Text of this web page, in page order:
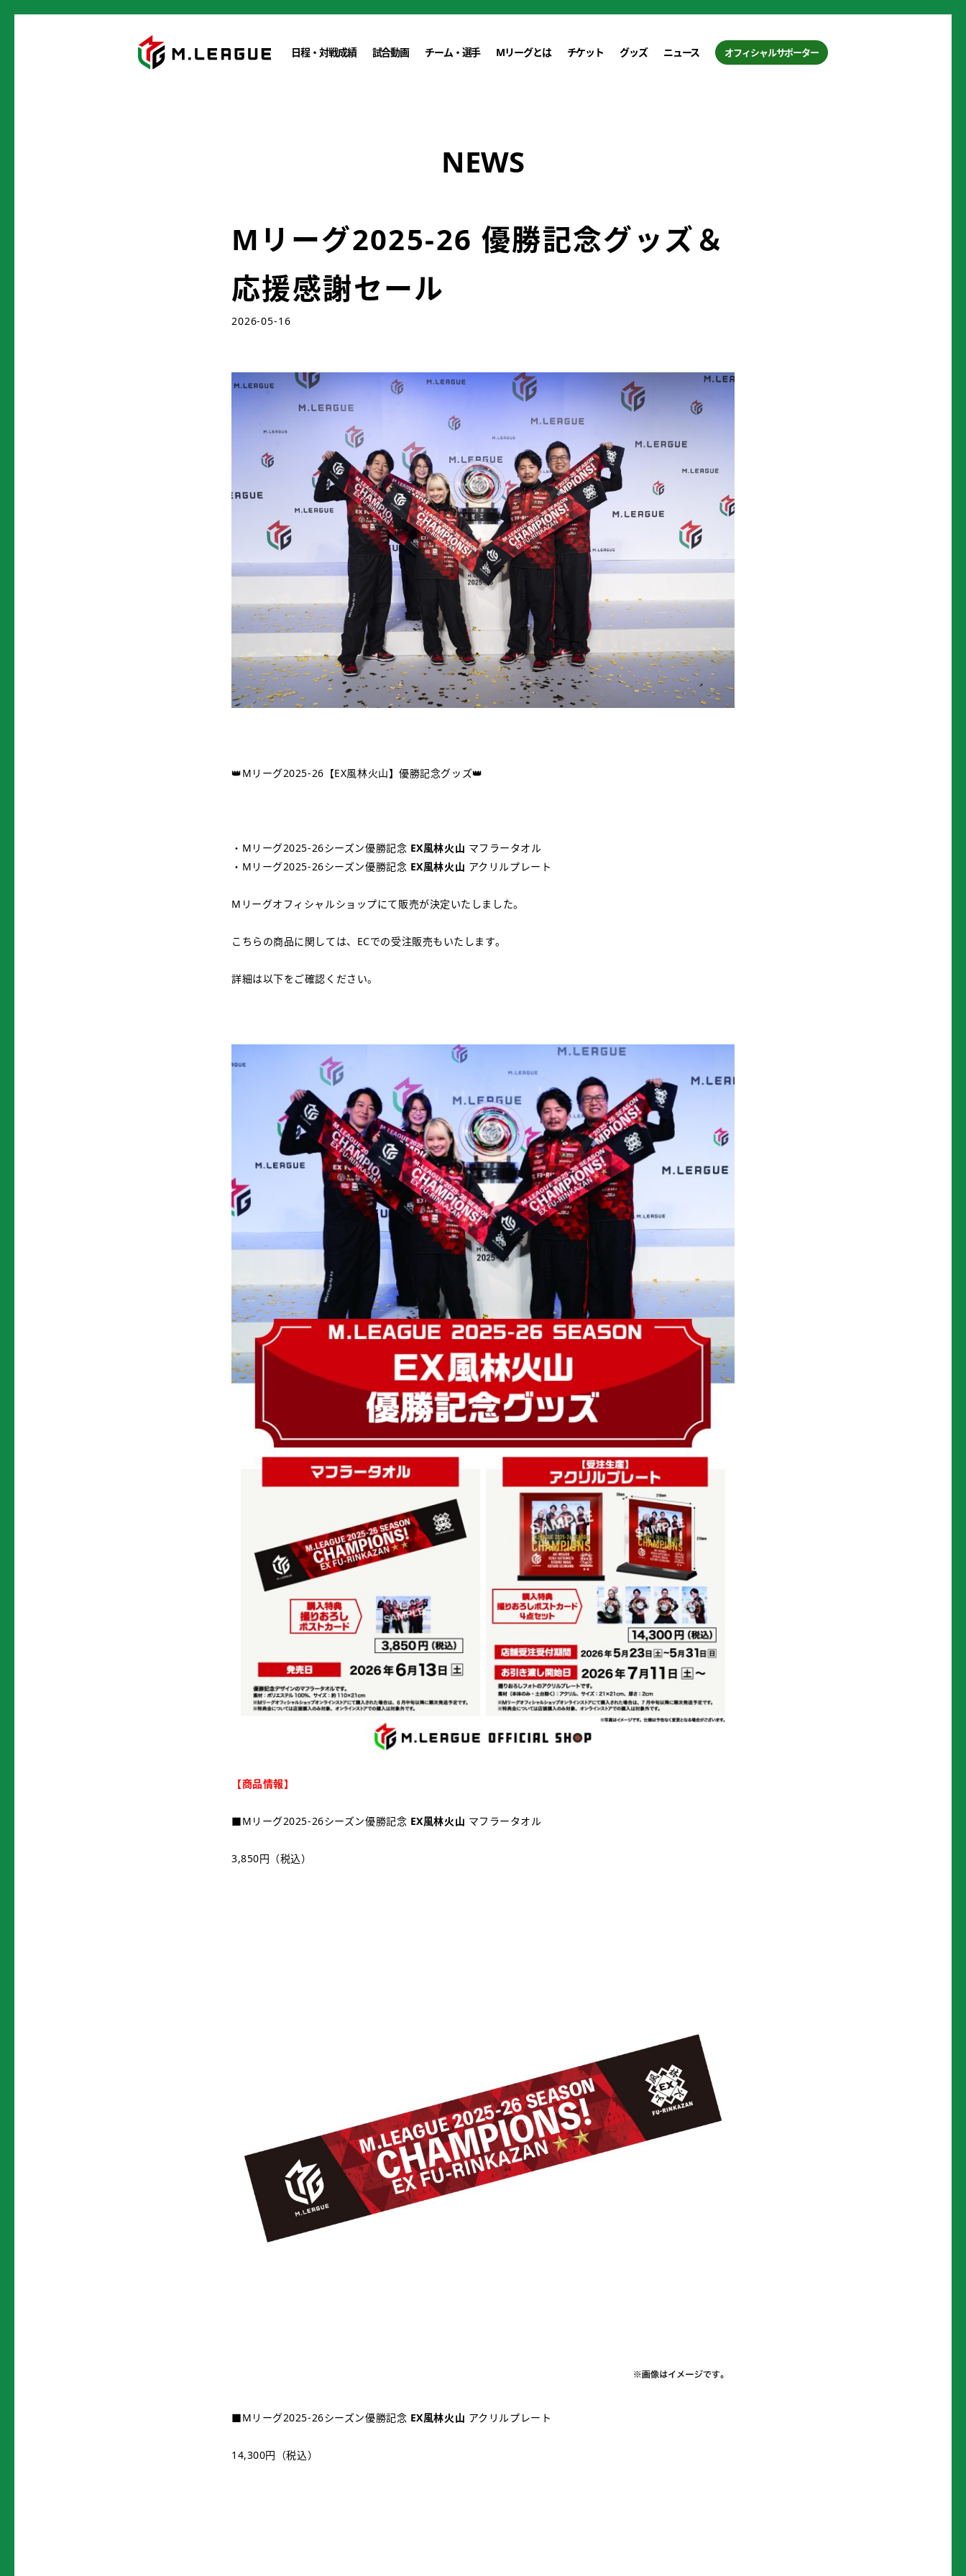
日程・対戦成績 試合動画 チーム・選手 Mリーグとは チケット グッズ ニュース オフィシャルサポーター
NEWS
Mリーグ2025-26 優勝記念グッズ＆
応援感謝セール
2026-05-16
👑Mリーグ2025-26【EX風林火山】優勝記念グッズ👑
・Mリーグ2025-26シーズン優勝記念 EX風林火山 マフラータオル
・Mリーグ2025-26シーズン優勝記念 EX風林火山 アクリルプレート
Mリーグオフィシャルショップにて販売が決定いたしました。
こちらの商品に関しては、ECでの受注販売もいたします。
詳細は以下をご確認ください。
【商品情報】
■Mリーグ2025-26シーズン優勝記念 EX風林火山 マフラータオル
3,850円（税込）
■Mリーグ2025-26シーズン優勝記念 EX風林火山 アクリルプレート
14,300円（税込）